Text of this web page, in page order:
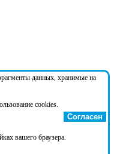
данных, хранимые на
cookies.
Согласен
вашего браузера.